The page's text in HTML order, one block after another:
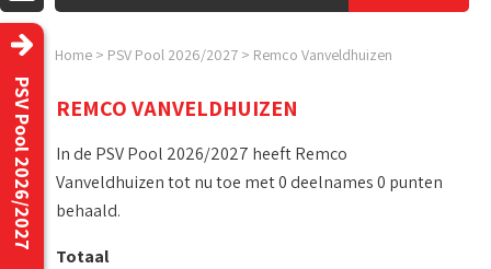
Home > PSV Pool 2026/2027 > Remco Vanveldhuizen
PSV Pool 2026/2027 REMCO VANVELDHUIZEN
In de PSV Pool 2026/2027 heeft Remco
Vanveldhuizen tot nu toe met 0 deelnames 0 punten
behaald.
Totaal